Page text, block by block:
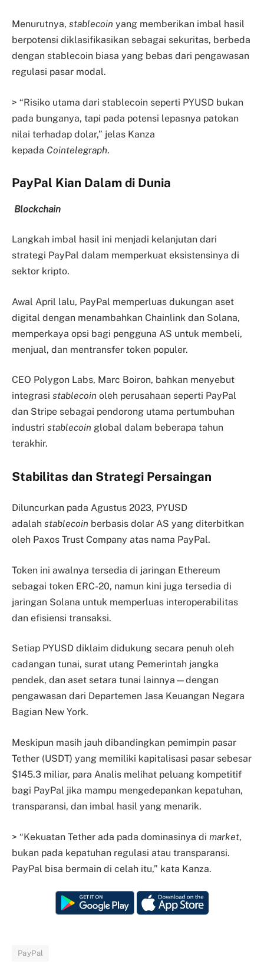
Menurutnya, stablecoin yang memberikan imbal hasil
berpotensi diklasifikasikan sebagai sekuritas, berbeda
dengan stablecoin biasa yang bebas dari pengawasan
regulasi pasar modal.
> “Risiko utama dari stablecoin seperti PYUSD bukan
pada bunganya, tapi pada potensi lepasnya patokan
nilai terhadap dolar,” jelas Kanza
kepada Cointelegraph.
PayPal Kian Dalam di Dunia
Blockchain
Langkah imbal hasil ini menjadi kelanjutan dari
strategi PayPal dalam memperkuat eksistensinya di
sektor kripto.
Awal April lalu, PayPal memperluas dukungan aset
digital dengan menambahkan Chainlink dan Solana,
memperkaya opsi bagi pengguna AS untuk membeli,
menjual, dan mentransfer token populer.
CEO Polygon Labs, Marc Boiron, bahkan menyebut
integrasi stablecoin oleh perusahaan seperti PayPal
dan Stripe sebagai pendorong utama pertumbuhan
industri stablecoin global dalam beberapa tahun
terakhir.
Stabilitas dan Strategi Persaingan
Diluncurkan pada Agustus 2023, PYUSD
adalah stablecoin berbasis dolar AS yang diterbitkan
oleh Paxos Trust Company atas nama PayPal.
Token ini awalnya tersedia di jaringan Ethereum
sebagai token ERC-20, namun kini juga tersedia di
jaringan Solana untuk memperluas interoperabilitas
dan efisiensi transaksi.
Setiap PYUSD diklaim didukung secara penuh oleh
cadangan tunai, surat utang Pemerintah jangka
pendek, dan aset setara tunai lainnya—dengan
pengawasan dari Departemen Jasa Keuangan Negara
Bagian New York.
Meskipun masih jauh dibandingkan pemimpin pasar
Tether (USDT) yang memiliki kapitalisasi pasar sebesar
$145.3 miliar, para Analis melihat peluang kompetitif
bagi PayPal jika mampu mengedepankan kepatuhan,
transparansi, dan imbal hasil yang menarik.
> “Kekuatan Tether ada pada dominasinya di market,
bukan pada kepatuhan regulasi atau transparansi.
PayPal bisa bermain di celah itu,” kata Kanza.
PayPal